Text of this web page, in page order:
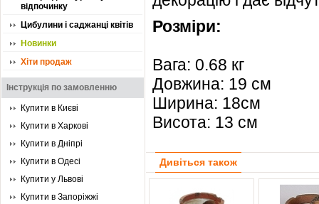
відпочинку
Цибулини і саджанці квітів
Новинки
Хіти продаж
Інструкція по замовленню
Купити в Києві
Купити в Харкові
Купити в Дніпрі
Купити в Одесі
Купити у Львові
Купити в Запоріжжі
Розміри:
Вага: 0.68 кг
Довжина: 19 см
Ширина: 18см
Висота: 13 см
Дивіться також